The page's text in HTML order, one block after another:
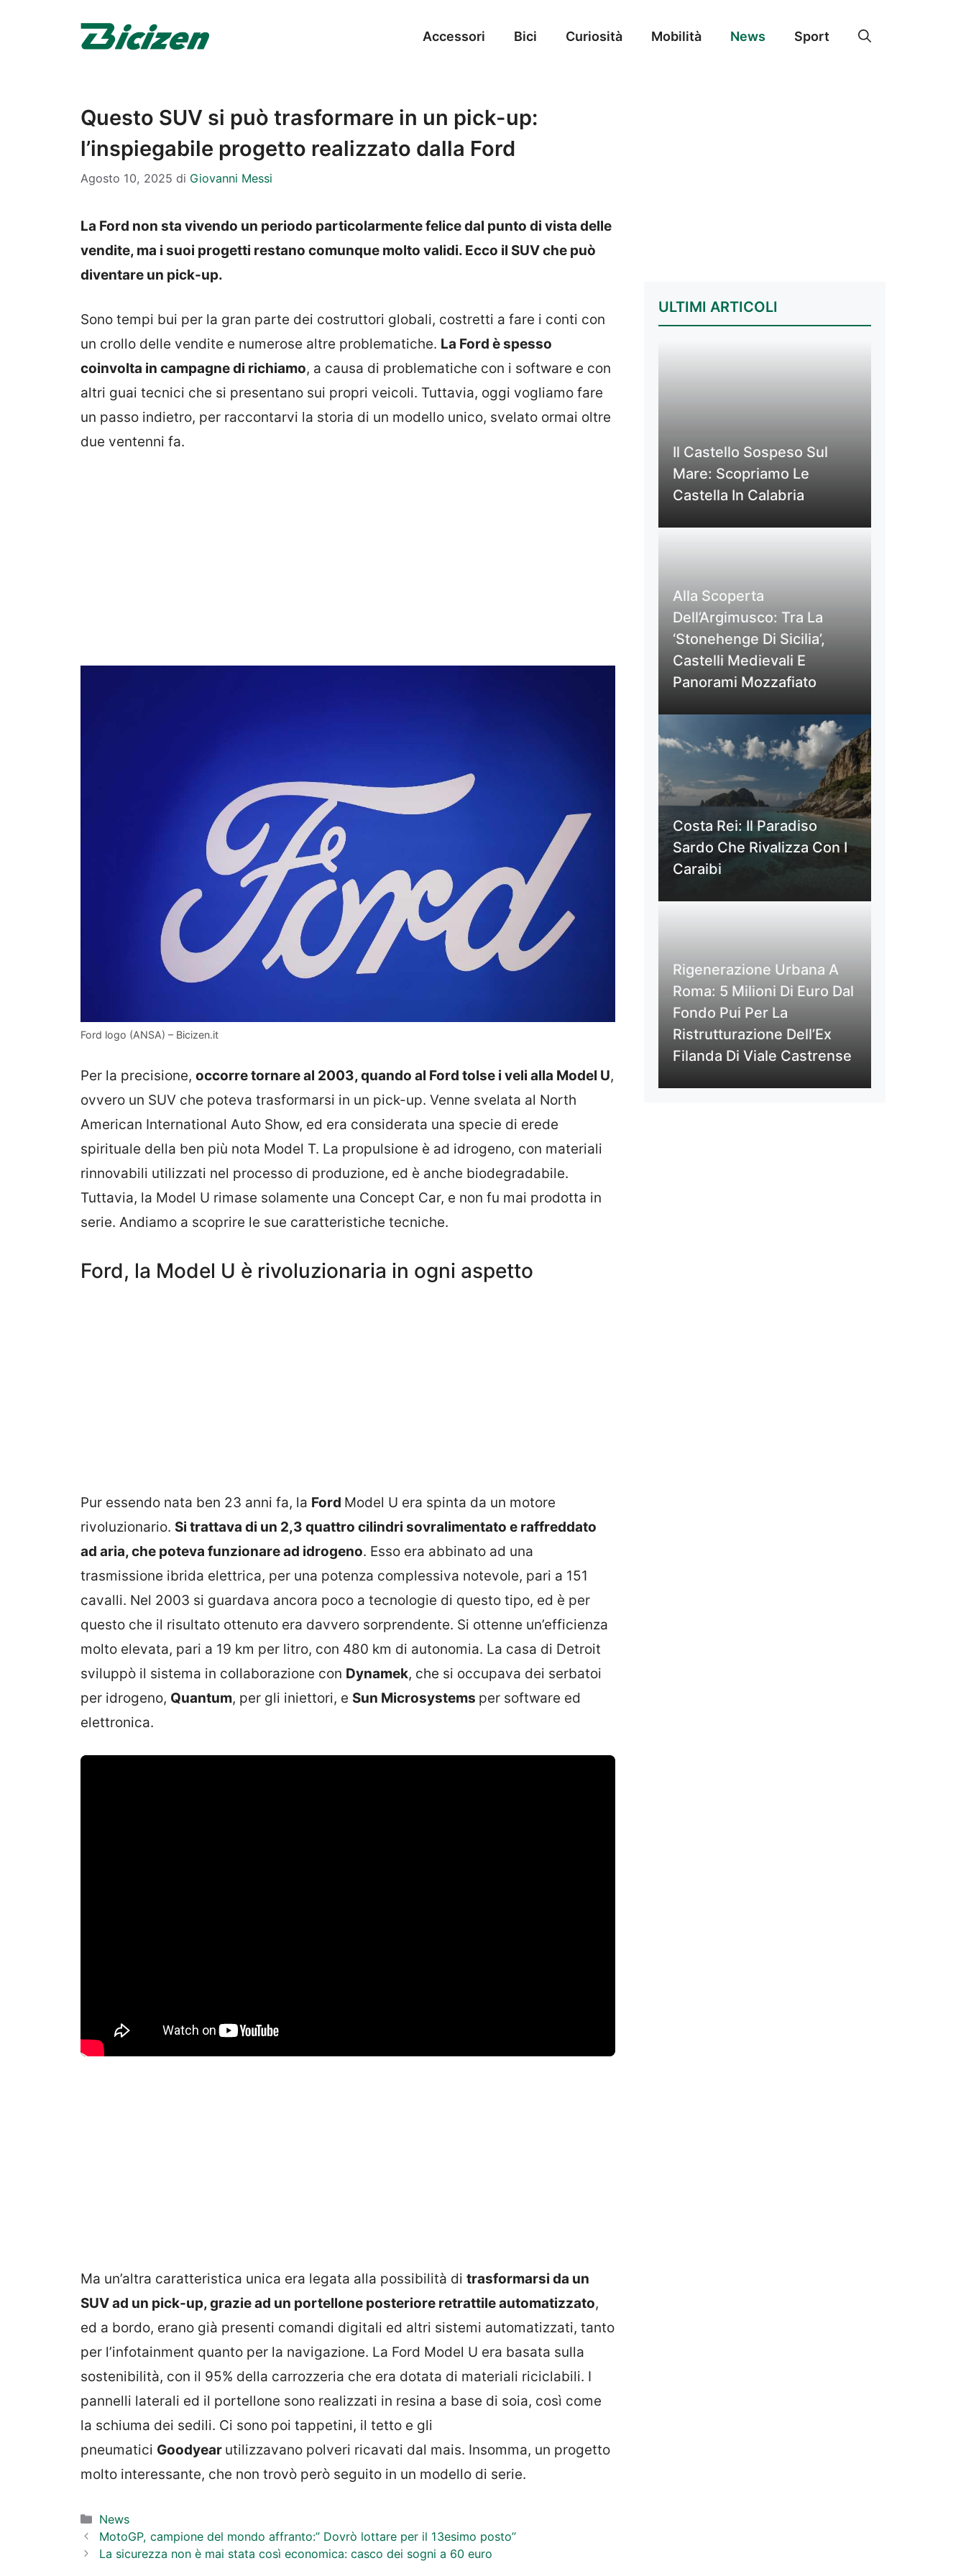
Accessori Bici Curiosità Mobilità News Sport
Questo SUV si può trasformare in un pick-up:
l’inspiegabile progetto realizzato dalla Ford
Agosto 10, 2025 di Giovanni Messi
La Ford non sta vivendo un periodo particolarmente felice dal punto di vista delle
vendite, ma i suoi progetti restano comunque molto validi. Ecco il SUV che può
diventare un pick-up.
Sono tempi bui per la gran parte dei costruttori globali, costretti a fare i conti con
un crollo delle vendite e numerose altre problematiche. La Ford è spesso
coinvolta in campagne di richiamo, a causa di problematiche con i software e con
altri guai tecnici che si presentano sui propri veicoli. Tuttavia, oggi vogliamo fare
un passo indietro, per raccontarvi la storia di un modello unico, svelato ormai oltre
due ventenni fa.
Ford logo (ANSA) – Bicizen.it
Per la precisione, occorre tornare al 2003, quando al Ford tolse i veli alla Model U,
ovvero un SUV che poteva trasformarsi in un pick-up. Venne svelata al North
American International Auto Show, ed era considerata una specie di erede
spirituale della ben più nota Model T. La propulsione è ad idrogeno, con materiali
rinnovabili utilizzati nel processo di produzione, ed è anche biodegradabile.
Tuttavia, la Model U rimase solamente una Concept Car, e non fu mai prodotta in
serie. Andiamo a scoprire le sue caratteristiche tecniche.
Ford, la Model U è rivoluzionaria in ogni aspetto
Pur essendo nata ben 23 anni fa, la Ford Model U era spinta da un motore
rivoluzionario. Si trattava di un 2,3 quattro cilindri sovralimentato e raffreddato
ad aria, che poteva funzionare ad idrogeno. Esso era abbinato ad una
trasmissione ibrida elettrica, per una potenza complessiva notevole, pari a 151
cavalli. Nel 2003 si guardava ancora poco a tecnologie di questo tipo, ed è per
questo che il risultato ottenuto era davvero sorprendente. Si ottenne un’efficienza
molto elevata, pari a 19 km per litro, con 480 km di autonomia. La casa di Detroit
sviluppò il sistema in collaborazione con Dynamek, che si occupava dei serbatoi
per idrogeno, Quantum, per gli iniettori, e Sun Microsystems per software ed
elettronica.
Ma un’altra caratteristica unica era legata alla possibilità di trasformarsi da un
SUV ad un pick-up, grazie ad un portellone posteriore retrattile automatizzato,
ed a bordo, erano già presenti comandi digitali ed altri sistemi automatizzati, tanto
per l’infotainment quanto per la navigazione. La Ford Model U era basata sulla
sostenibilità, con il 95% della carrozzeria che era dotata di materiali riciclabili. I
pannelli laterali ed il portellone sono realizzati in resina a base di soia, così come
la schiuma dei sedili. Ci sono poi tappetini, il tetto e gli
pneumatici Goodyear utilizzavano polveri ricavati dal mais. Insomma, un progetto
molto interessante, che non trovò però seguito in un modello di serie.
Categorie
News
MotoGP, campione del mondo affranto:” Dovrò lottare per il 13esimo posto”
La sicurezza non è mai stata così economica: casco dei sogni a 60 euro
ULTIMI ARTICOLI
Il Castello Sospeso Sul
Mare: Scopriamo Le
Castella In Calabria
Alla Scoperta
Dell’Argimusco: Tra La
‘Stonehenge Di Sicilia’,
Castelli Medievali E
Panorami Mozzafiato
Costa Rei: Il Paradiso
Sardo Che Rivalizza Con I
Caraibi
Rigenerazione Urbana A
Roma: 5 Milioni Di Euro Dal
Fondo Pui Per La
Ristrutturazione Dell’Ex
Filanda Di Viale Castrense